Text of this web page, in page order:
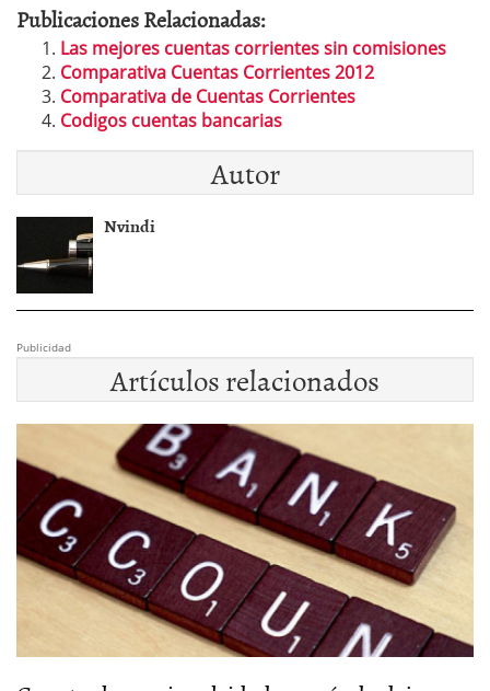
Publicaciones Relacionadas:
Las mejores cuentas corrientes sin comisiones
Comparativa Cuentas Corrientes 2012
Comparativa de Cuentas Corrientes
Codigos cuentas bancarias
Autor
Nvindi
Publicidad
Artículos relacionados